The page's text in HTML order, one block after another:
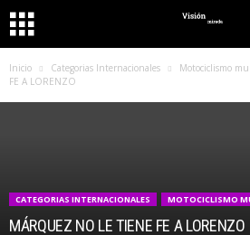
Inicio Categorias Internacionales Motociclismo
FE A LORENZO
CATEGORIAS INTERNACIONALES MOTOCICLISMO
MÁRQUEZ NO LE TIENE FE A LORENZO